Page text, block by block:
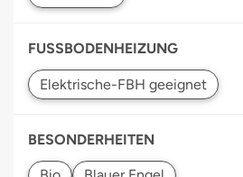
FUSSBODENHEIZUNG
BESONDERHEITEN